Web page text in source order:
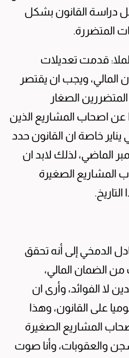
دراسة القانون بشكل
المتضررة.
قدمت تعديلات
ويجب ان يقتصر
الصغار
عن اصحاب المشاريع الذين
خاصة ان القانون حدد
31 ديسمبر الماضي، لذلك لابد ان
المشاريع الصغيرة
الدمخي إلى أنه تحقق
3 مليارات من الضمان المالي،
لا الفوائد، وأرى ان
على القانون، وهذا
المشاريع الصغيرة
والعقوبات، وأنا صوت